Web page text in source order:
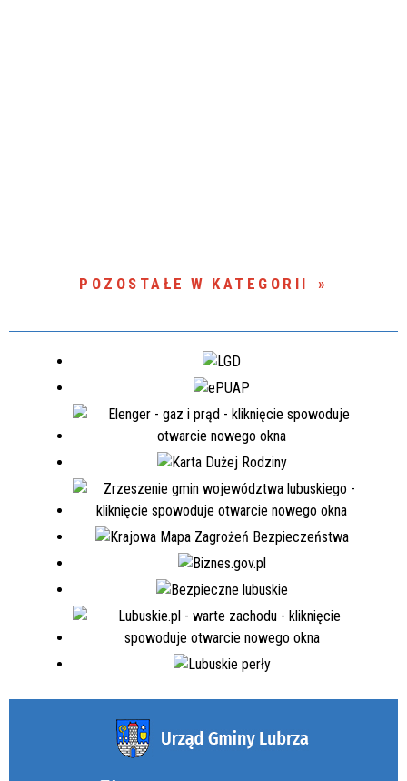
POZOSTAŁE W KATEGORII